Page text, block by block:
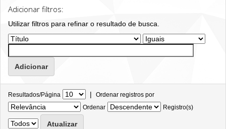
Adicionar filtros:
Utilizar filtros para refinar o resultado de busca.
Resultados/Página | Ordenar registros por
Ordenar
Registro(s)